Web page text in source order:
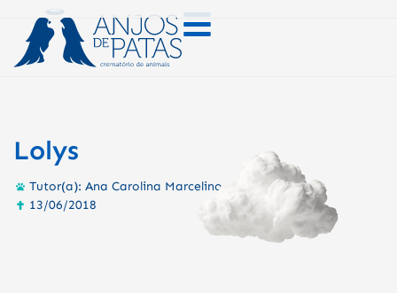
Lolys
Tutor(a): Ana Carolina Marcelino Alves
13/06/2018